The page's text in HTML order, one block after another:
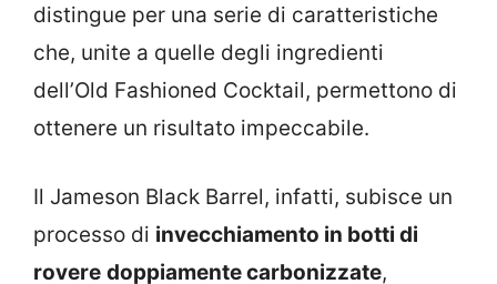
distingue per una serie di caratteristiche
che, unite a quelle degli ingredienti
dell’Old Fashioned Cocktail, permettono di
ottenere un risultato impeccabile.
Il Jameson Black Barrel, infatti, subisce un
processo di invecchiamento in botti di
rovere doppiamente carbonizzate,